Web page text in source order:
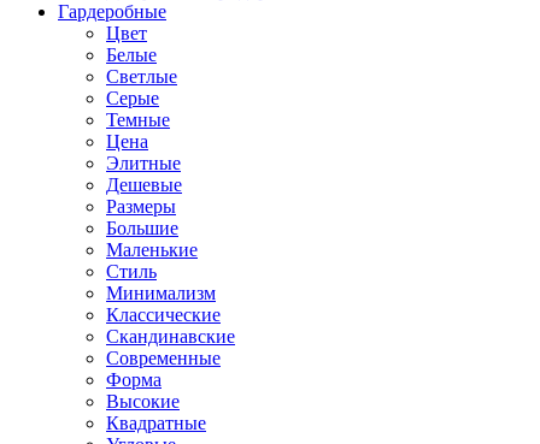
Гардеробные
Цвет
Белые
Светлые
Серые
Темные
Цена
Элитные
Дешевые
Размеры
Большие
Маленькие
Стиль
Минимализм
Классические
Скандинавские
Современные
Форма
Высокие
Квадратные